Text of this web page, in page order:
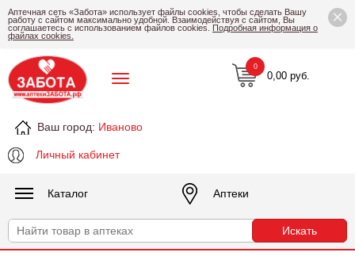
×
Аптечная сеть «Забота» использует файлы cookies, чтобы сделать Вашу
работу с сайтом максимально удобной. Взаимодействуя с сайтом, Вы
соглашаетесь с использованием файлов cookies. Подробная информация о
файлах cookies.
Ваш город: Иваново
Личный кабинет
0,00 руб.
0
Каталог Аптеки